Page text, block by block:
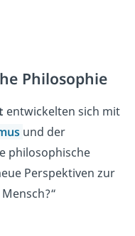
Philosophie
entwickelten sich mit
und der
philosophische
Perspektiven zur